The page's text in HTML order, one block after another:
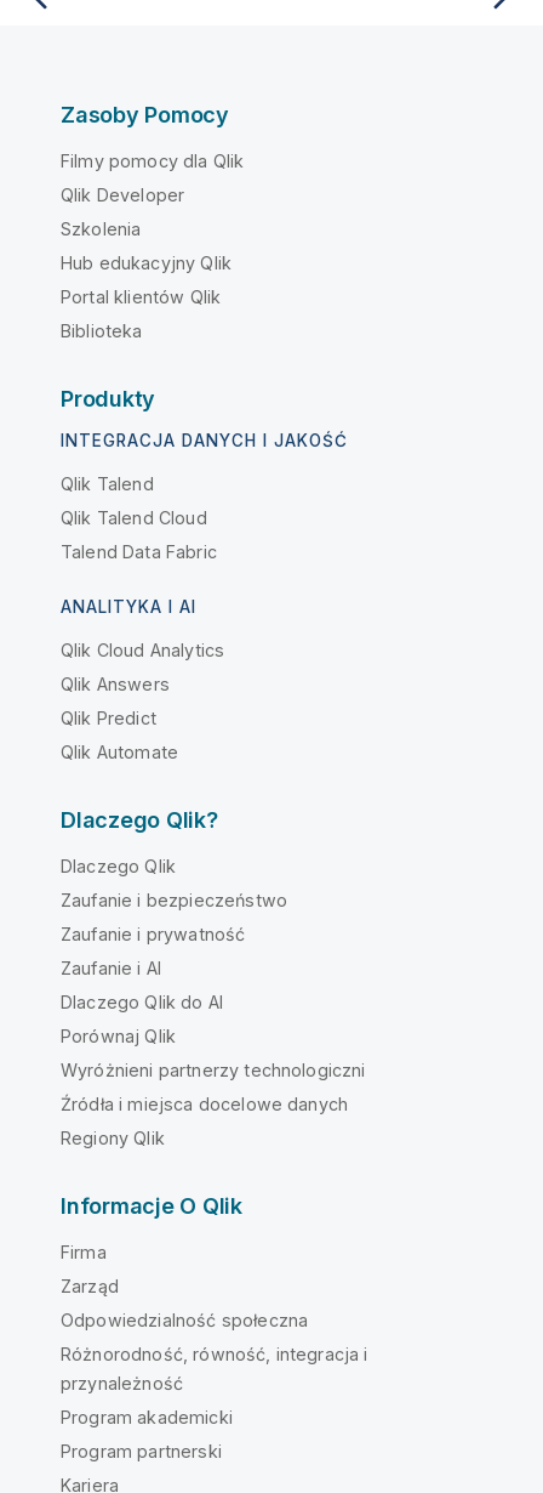
Zasoby Pomocy
Filmy pomocy dla Qlik
Qlik Developer
Szkolenia
Hub edukacyjny Qlik
Portal klientów Qlik
Biblioteka
Produkty
INTEGRACJA DANYCH I JAKOŚĆ
Qlik Talend
Qlik Talend Cloud
Talend Data Fabric
ANALITYKA I AI
Qlik Cloud Analytics
Qlik Answers
Qlik Predict
Qlik Automate
Dlaczego Qlik?
Dlaczego Qlik
Zaufanie i bezpieczeństwo
Zaufanie i prywatność
Zaufanie i AI
Dlaczego Qlik do AI
Porównaj Qlik
Wyróżnieni partnerzy technologiczni
Źródła i miejsca docelowe danych
Regiony Qlik
Informacje O Qlik
Firma
Zarząd
Odpowiedzialność społeczna
Różnorodność, równość, integracja i
przynależność
Program akademicki
Program partnerski
Kariera